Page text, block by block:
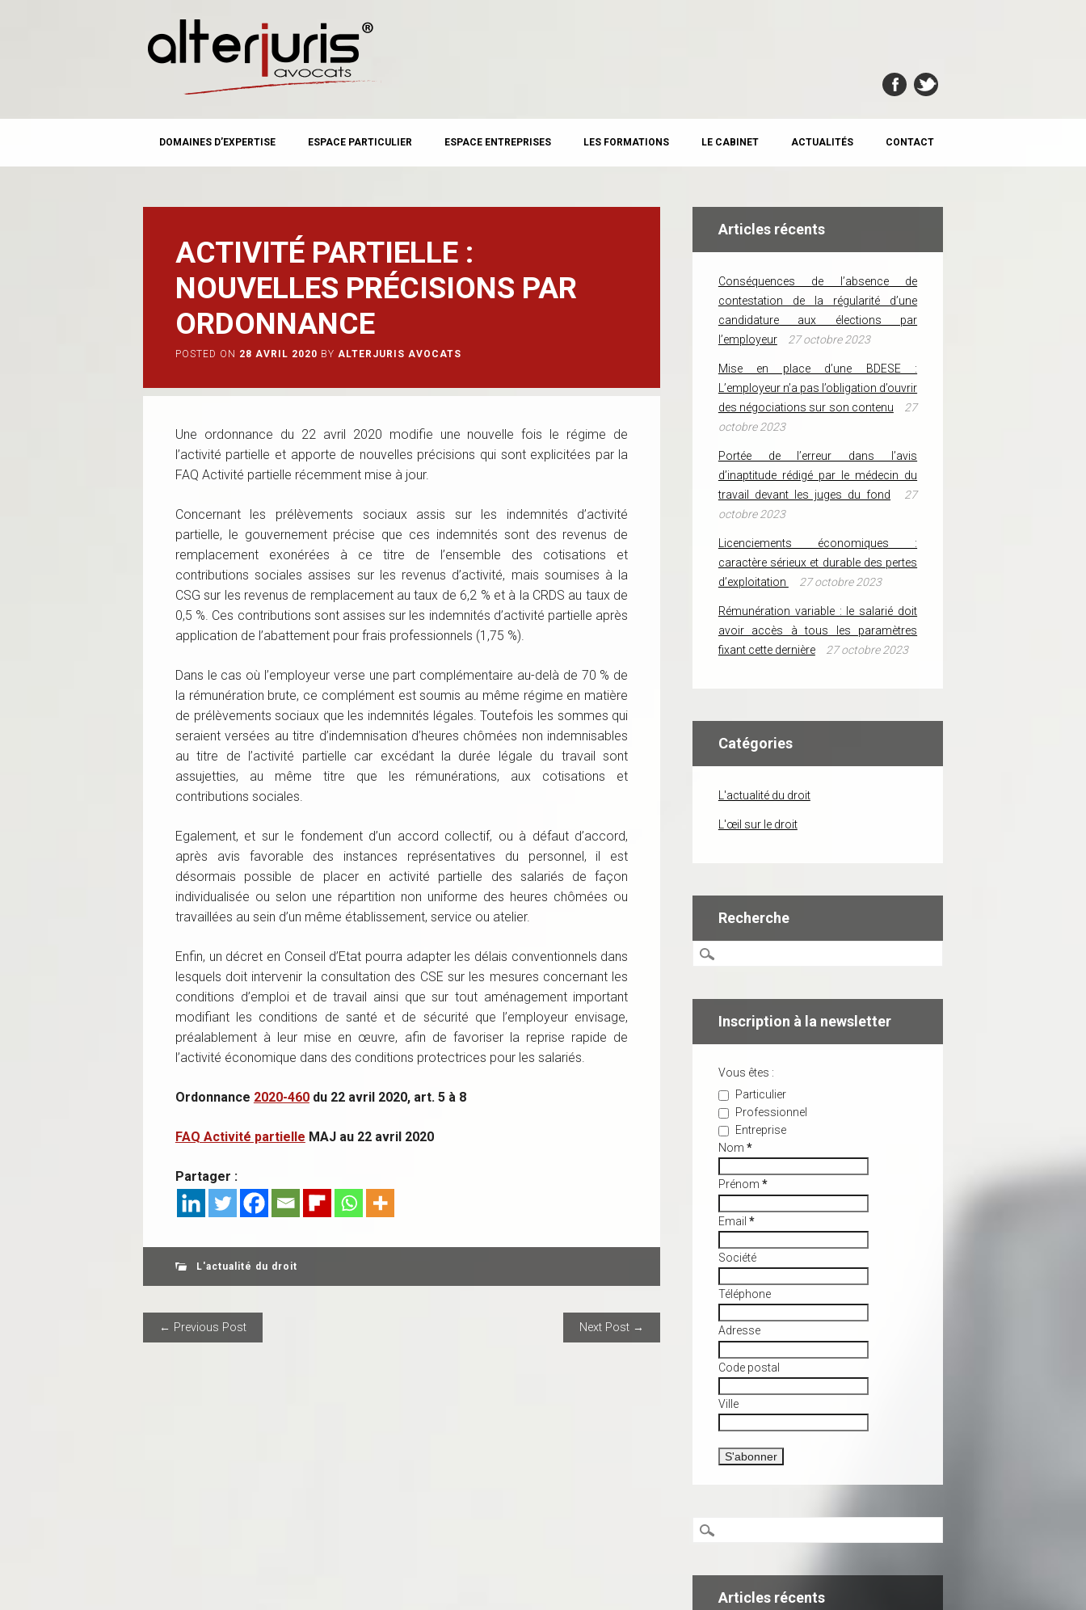
MAIN MENU
content
DOMAINES D’EXPERTISE ESPACE PARTICULIER ESPACE ENTREPRISES LES FORMATIONS LE CABINET ACTUALITÉS CONTACT
ACTIVITÉ PARTIELLE :
NOUVELLES PRÉCISIONS PAR
ORDONNANCE
POSTED ON 28 AVRIL 2020 BY ALTERJURIS AVOCATS
Une ordonnance du 22 avril 2020 modifie une nouvelle fois le régime de
l’activité partielle et apporte de nouvelles précisions qui sont explicitées par la
FAQ Activité partielle récemment mise à jour.
Concernant les prélèvements sociaux assis sur les indemnités d’activité
partielle, le gouvernement précise que ces indemnités sont des revenus de
remplacement exonérées à ce titre de l’ensemble des cotisations et
contributions sociales assises sur les revenus d’activité, mais soumises à la
CSG sur les revenus de remplacement au taux de 6,2 % et à la CRDS au taux de
0,5 %. Ces contributions sont assises sur les indemnités d’activité partielle après
application de l’abattement pour frais professionnels (1,75 %).
Dans le cas où l’employeur verse une part complémentaire au-delà de 70 % de
la rémunération brute, ce complément est soumis au même régime en matière
de prélèvements sociaux que les indemnités légales. Toutefois les sommes qui
seraient versées au titre d’indemnisation d’heures chômées non indemnisables
au titre de l’activité partielle car excédant la durée légale du travail sont
assujetties, au même titre que les rémunérations, aux cotisations et
contributions sociales.
Egalement, et sur le fondement d’un accord collectif, ou à défaut d’accord,
après avis favorable des instances représentatives du personnel, il est
désormais possible de placer en activité partielle des salariés de façon
individualisée ou selon une répartition non uniforme des heures chômées ou
travaillées au sein d’un même établissement, service ou atelier.
Enfin, un décret en Conseil d’Etat pourra adapter les délais conventionnels dans
lesquels doit intervenir la consultation des CSE sur les mesures concernant les
conditions d’emploi et de travail ainsi que sur tout aménagement important
modifiant les conditions de santé et de sécurité que l’employeur envisage,
préalablement à leur mise en œuvre, afin de favoriser la reprise rapide de
l’activité économique dans des conditions protectrices pour les salariés.
Ordonnance 2020-460du 22 avril 2020, art. 5 à 8
FAQ Activité partielle MAJ au 22 avril 2020
Partager :
L'actualité du droit
POST NAVIGATION
← Previous Post Next Post →
Articles récents
Conséquences de l’absence de
contestation de la régularité d’une
candidature aux élections par
l’employeur
27 octobre 2023
Mise en place d’une BDESE :
L’employeur n’a pas l’obligation d’ouvrir
des négociations sur son contenu
27
octobre 2023
Portée de l’erreur dans l’avis
d’inaptitude rédigé par le médecin du
travail devant les juges du fond
27
octobre 2023
Licenciements économiques :
caractère sérieux et durable des pertes
d’exploitation
27 octobre 2023
Rémunération variable : le salarié doit
avoir accès à tous les paramètres
fixant cette dernière
27 octobre 2023
Catégories
L'actualité du droit
L'œil sur le droit
Recherche
Inscription à la newsletter
Vous êtes :
Particulier
Professionnel
Entreprise
Nom *
Prénom *
Email *
Société
Téléphone
Adresse
Code postal
Ville
Articles récents